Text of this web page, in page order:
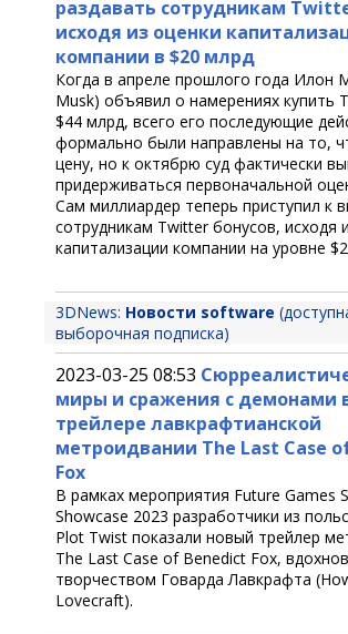
раздавать сотрудникам
исходя из оценки
компании в $20 млрд
Когда в апреле прошлого года Илон
Musk) объявил о намерениях купить
$44 млрд, всего его последующие
формально были направлены на то,
цену, но к октябрю суд фактически
придерживаться первоначальной
Сам миллиардер теперь приступил к
сотрудникам Twitter бонусов, исходя
капитализации компании на уровне
3DNews: Новости software
выборочная подписка)
2023-03-25 08:53
миры и сражения с демонами
трейлере лавкрафтианской
метроидвании The Last Case
Fox
В рамках мероприятия Future Games
Showcase 2023 разработчики из
Plot Twist показали новый трейлер
The Last Case of Benedict Fox,
творчеством Говарда Лавкрафта
Lovecraft).